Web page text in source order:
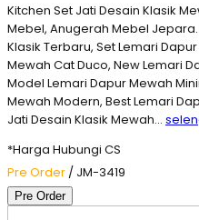
Kitchen Set Jati Desain Klasik
Mebel, Anugerah Mebel
Klasik Terbaru, Set Lemari
Mewah Cat Duco, New Lemari
Model Lemari Dapur Mewah
Mewah Modern, Best Lemari
Jati Desain Klasik Mewah…
*Harga Hubungi CS
Pre Order / JM-3419
Pre Order